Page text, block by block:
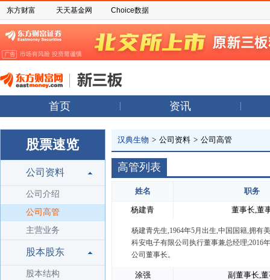
东方财富 天天基金网 Choice数据
首页 资讯
股票速览
公司资料
公司介绍
公司高管
主营业务
股本股东
股本结构
汉典生物 > 公司资料 > 公司高管
高管列表
姓名 职务
杨建青 董事长,董
杨建青先生,1964年5月出生,中国国籍,拥有
科安电子有限公司执行董事兼总经理;2016
公司董事长。
涂强
副董事长,董